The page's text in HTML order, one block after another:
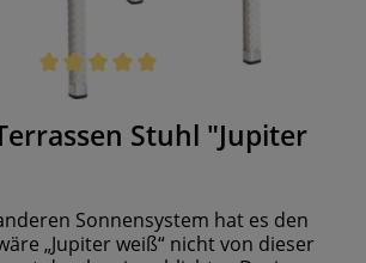
von 5 von 5 Sternen
Stuhl "Jupiter
Sonnensystem hat es den
„Jupiter weiß“ nicht von dieser